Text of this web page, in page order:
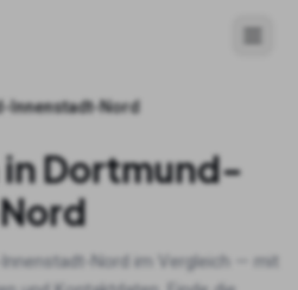
Innenstadt-Nord
Dortmund-
Innenstadt-Nord im Vergleich — mit